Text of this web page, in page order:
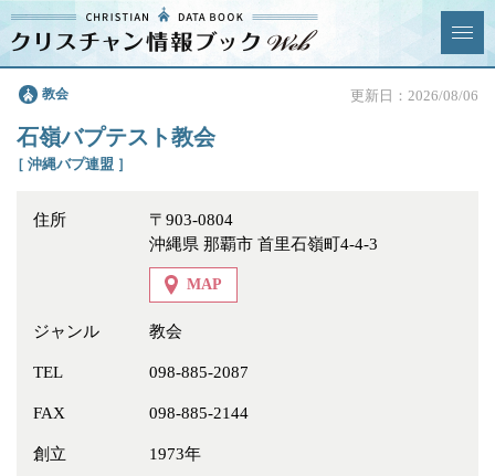
クリスチャン
情報ブックとは
News & Topics
よくあるご質問
教会
特別集会奉仕者
教会 更新日：2026/08/06
石嶺バプテスト教会
［ 沖縄バプ連盟 ］
住所
〒903-0804
沖縄県 那覇市 首里石嶺町4-4-3
MAP
ジャンル 教会
TEL 098-885-2087
FAX 098-885-2144
創立 1973年